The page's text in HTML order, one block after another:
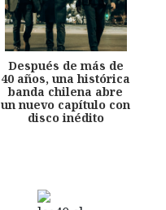
Después de más de
40 años, una histórica
banda chilena abre
un nuevo capítulo con
disco inédito